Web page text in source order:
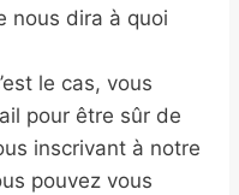
nous dira à quoi
le cas, vous
pour être sûr de
inscrivant à notre
pouvez vous